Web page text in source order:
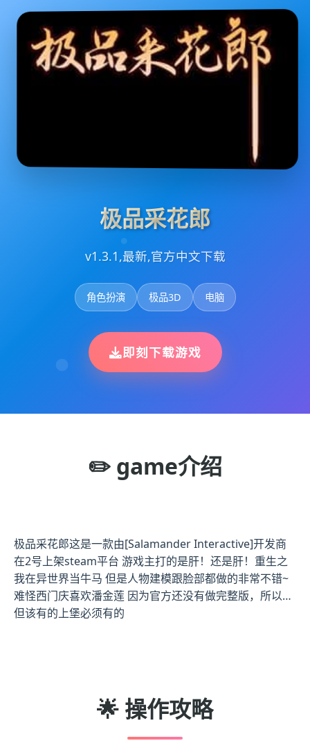
极品采花郎
v1.3.1,最新,官方中文下载
角色扮演 极品3D 电脑
即刻下载游戏
✏️ game介绍
极品采花郎这是一款由[Salamander Interactive]开发商
在2号上架steam平台 游戏主打的是肝！还是肝！重生之
我在异世界当牛马 但是人物建模跟脸部都做的非常不错~
难怪西门庆喜欢潘金莲 因为官方还没有做完整版，所以…
但该有的上堡必须有的
🌟 操作攻略